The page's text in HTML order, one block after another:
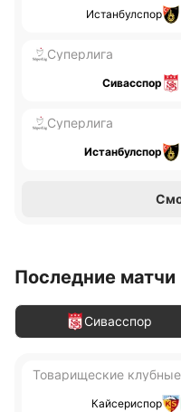
Истанбулспор
Суперлига
Сивасспор
Суперлига
Истанбулспор
Последние матчи
Сивасспор
Товарищеские клубные
Кайсериспор